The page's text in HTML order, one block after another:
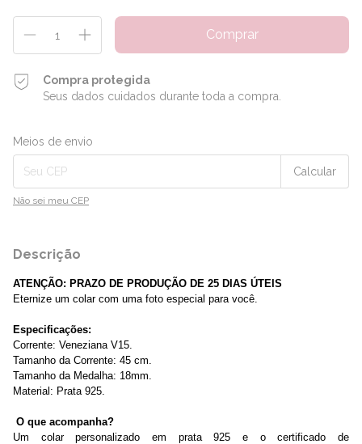
Compra protegida
Seus dados cuidados durante toda a compra.
Entregas para o CEP:
Meios de envio
Calcular
Não sei meu CEP
Descrição
ATENÇÃO: PRAZO DE PRODUÇÃO DE 25 DIAS ÚTEIS
Eternize um colar com uma foto especial para você.
Especificações:
Corrente: Veneziana V15.
Tamanho da Corrente: 45 cm.
Tamanho da Medalha: 18mm.
Material: Prata 925.
O que acompanha?
Um colar personalizado em prata 925 e o certificado de